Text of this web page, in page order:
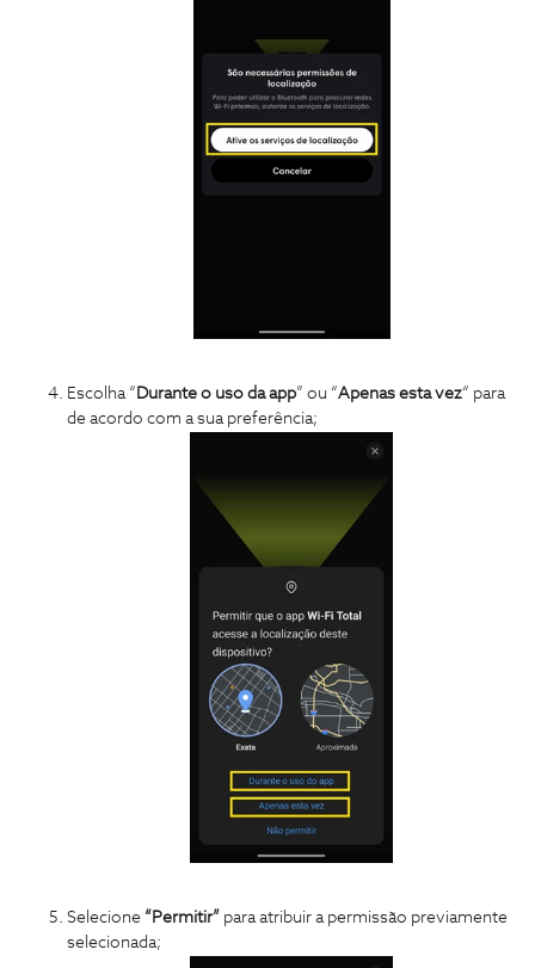
Escolha “ Durante o uso da app” ou “Apenas esta vez“ para
de acordo com a sua preferência;
Selecione “Permitir” para atribuir a permissão previamente
selecionada;